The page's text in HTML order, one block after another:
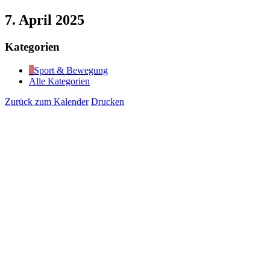
7. April 2025
Kategorien
Sport & Bewegung
Alle Kategorien
Zurück zum Kalender Drucken